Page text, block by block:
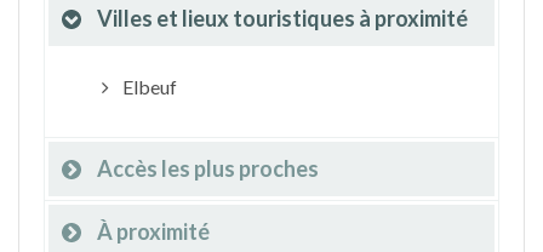
Villes et lieux touristiques à proximité
Elbeuf
Accès les plus proches
À proximité